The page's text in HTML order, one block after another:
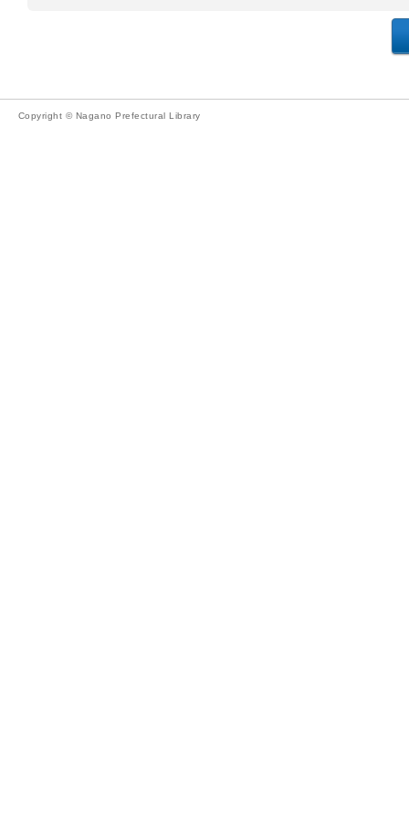
Copyright © Nagano Prefectural Library